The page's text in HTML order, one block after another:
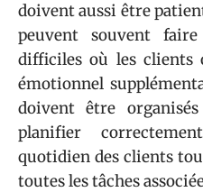
doivent aussi être
peuvent souvent
difficiles où les clients
émotionnel
doivent être
planifier
quotidien des clients
toutes les tâches